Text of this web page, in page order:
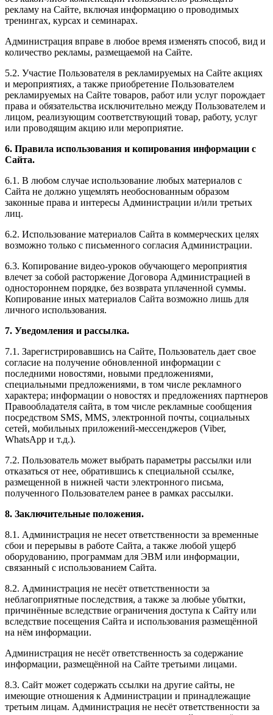
рекламу на Сайте, включая информацию о проводимых
тренингах, курсах и семинарах.
Администрация вправе в любое время изменять способ, вид и
количество рекламы, размещаемой на Сайте.
5.2. Участие Пользователя в рекламируемых на Сайте акциях
и мероприятиях, а также приобретение Пользователем
рекламируемых на Сайте товаров, работ или услуг порождает
права и обязательства исключительно между Пользователем и
лицом, реализующим соответствующий товар, работу, услуг
или проводящим акцию или мероприятие.
6. Правила использования и копирования информации с
Сайта.
6.1. В любом случае использование любых материалов с
Сайта не должно ущемлять необоснованным образом
законные права и интересы Администрации и/или третьих
лиц.
6.2. Использование материалов Сайта в коммерческих целях
возможно только с письменного согласия Администрации.
6.3. Копирование видео-уроков обучающего мероприятия
влечет за собой расторжение Договора Администрацией в
одностороннем порядке, без возврата уплаченной суммы.
Копирование иных материалов Сайта возможно лишь для
личного использования.
7. Уведомления и рассылка.
7.1. Зарегистрировавшись на Сайте, Пользователь дает свое
согласие на получение обновленной информации с
последними новостями, новыми предложениями,
специальными предложениями, в том числе рекламного
характера; информации о новостях и предложениях партнеров
Правообладателя сайта, в том числе рекламные сообщения
посредством SMS, MMS, электронной почты, социальных
сетей, мобильных приложений-мессенджеров (Viber,
WhatsApp и т.д.).
7.2. Пользователь может выбрать параметры рассылки или
отказаться от нее, обратившись к специальной ссылке,
размещенной в нижней части электронного письма,
полученного Пользователем ранее в рамках рассылки.
8. Заключительные положения.
8.1. Администрация не несет ответственности за временные
сбои и перерывы в работе Сайта, а также любой ущерб
оборудованию, программам для ЭВМ или информации,
связанный с использованием Сайта.
8.2. Администрация не несёт ответственности за
неблагоприятные последствия, а также за любые убытки,
причинённые вследствие ограничения доступа к Сайту или
вследствие посещения Сайта и использования размещённой
на нём информации.
Администрация не несёт ответственность за содержание
информации, размещённой на Сайте третьими лицами.
8.3. Сайт может содержать ссылки на другие сайты, не
имеющие отношения к Администрации и принадлежащие
третьим лицам. Администрация не несёт ответственности за